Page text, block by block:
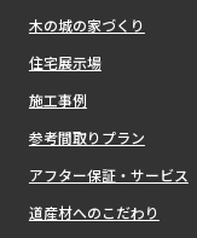
木の城の家づくり
住宅展示場
施工事例
参考間取りプラン
アフター保証・サービス
道産材へのこだわり